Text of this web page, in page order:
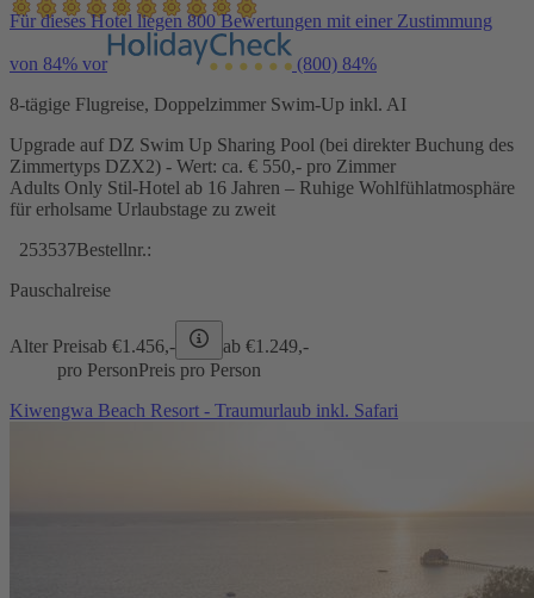
Für dieses Hotel liegen 800 Bewertungen mit einer Zustimmung
von 84% vor (800) 84%
8-tägige Flugreise, Doppelzimmer Swim-Up inkl. AI
Upgrade auf DZ Swim Up Sharing Pool (bei direkter Buchung des
Zimmertyps DZX2) - Wert: ca. € 550,- pro Zimmer
Adults Only Stil-Hotel ab 16 Jahren – Ruhige Wohlfühlatmosphäre
für erholsame Urlaubstage zu zweit
253537Bestellnr.:
Pauschalreise
Alter Preisab €1.456,- ab €1.249,-
pro PersonPreis pro Person
Kiwengwa Beach Resort - Traumurlaub inkl. Safari